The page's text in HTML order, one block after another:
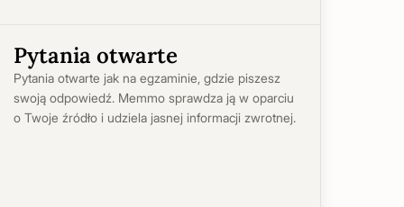
Pytania otwarte
Pytania otwarte jak na egzaminie, gdzie piszesz
swoją odpowiedź. Memmo sprawdza ją w oparciu
o Twoje źródło i udziela jasnej informacji zwrotnej.